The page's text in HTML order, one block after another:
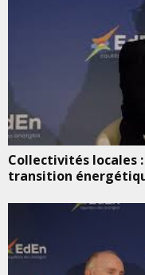
Collectivités locales
transition